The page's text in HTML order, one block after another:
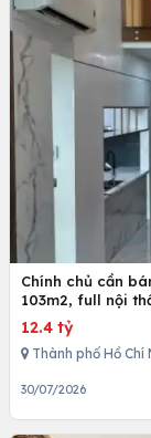
Chính chủ cần
103m2, full nội
12.4 tỷ
Thành phố Hồ Chí
30/07/2026